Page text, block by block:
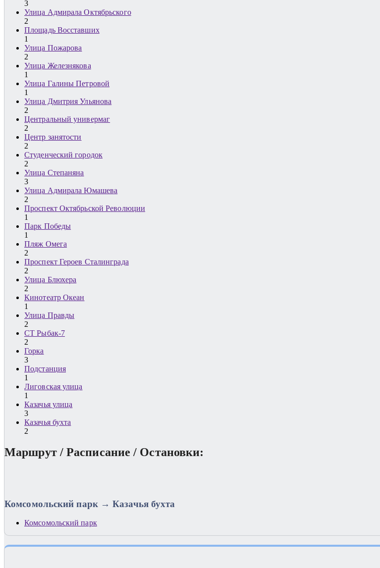
3
Улица Адмирала Октябрьского
2
Площадь Восставших
1
Улица Пожарова
2
Улица Железнякова
1
Улица Галины Петровой
1
Улица Дмитрия Ульянова
2
Центральный универмаг
2
Центр занятости
2
Студенческий городок
2
Улица Степаняна
3
Улица Адмирала Юмашева
2
Проспект Октябрьской Революции
1
Парк Победы
1
Пляж Омега
2
Проспект Героев Сталинграда
2
Улица Блюхера
2
Кинотеатр Океан
1
Улица Правды
2
СТ Рыбак-7
2
Горка
3
Подстанция
1
Лиговская улица
1
Казачья улица
3
Казачья бухта
2
Маршрут / Расписание / Остановки:
Комсомольский парк → Казачья бухта
Комсомольский парк